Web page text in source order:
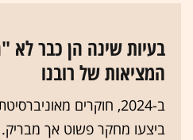
בעיות שינה הן כבר לא
המציאות של רובנו
ב-2024, חוקרים
ביצעו מחקר פשוט אך